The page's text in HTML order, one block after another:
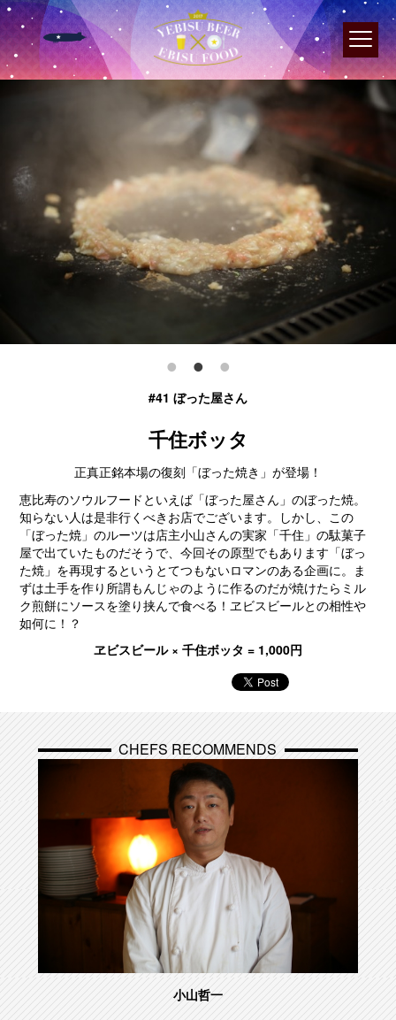
#41 ぼった屋さん
千住ボッタ
正真正銘本場の復刻「ぼった焼き」が登場！
恵比寿のソウルフードといえば「ぼった屋さん」のぼった焼。
知らない人は是非行くべきお店でございます。しかし、この
「ぼった焼」のルーツは店主小山さんの実家「千住」の駄菓子
屋で出ていたものだそうで、今回その原型でもあります「ぼっ
た焼」を再現するというとてつもないロマンのある企画に。ま
ずは土手を作り所謂もんじゃのように作るのだが焼けたらミル
ク煎餅にソースを塗り挟んで食べる！ヱビスビールとの相性や
如何に！？
ヱビスビール × 千住ボッタ = 1,000円
CHEFS RECOMMENDS
小山哲一